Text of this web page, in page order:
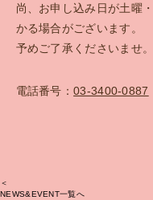
尚、お申し込み日が土曜
かる場合がございます。
予めご了承くださいませ。
電話番号：03-3400-0887
＜
NEWS&EVENT一覧へ